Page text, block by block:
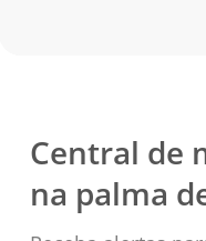
Central de
na palma